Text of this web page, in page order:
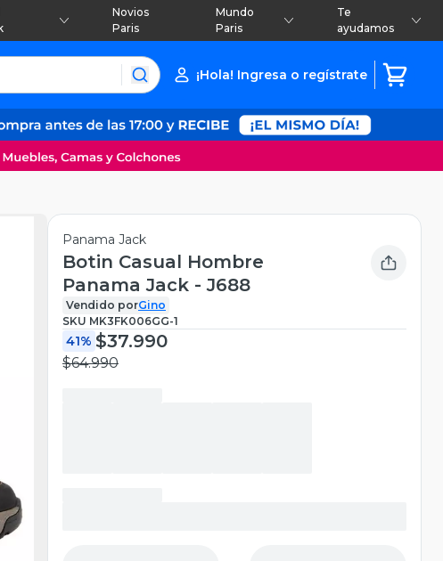
Novios
Paris
Mundo
Paris
Te
ayudamos
¡Hola! Ingresa o regístrate
Panama Jack
Botin Casual Hombre
Panama Jack - J688
Vendido porGino
SKU MK3FK006GG-1
41% $37.990
$64.990